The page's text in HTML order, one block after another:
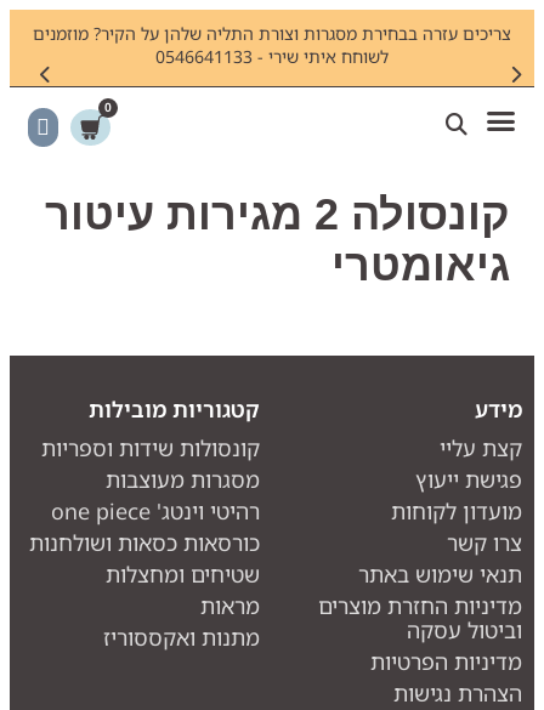
צריכים עזרה בבחירת מסגרות וצורת התליה שלהן על הקיר? מוזמנים
לשוחח איתי שירי - 0546641133
קונסולה 2 מגירות עיטור
גיאומטרי
עליי
ייעוץ
לקוחות
קשר
שימוש באתר
החזרת מוצרים
עסקה
הפרטיות
נגישות
קטגוריות מובילות
קונסולות שידות וספריות
מסגרות מעוצבות
רהיטי וינטג' one piece
כורסאות כסאות ושולחנות
שטיחים ומחצלות
מראות
מתנות ואקססוריז